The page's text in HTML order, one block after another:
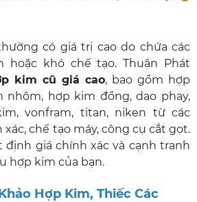
có giá trị cao do chứa các
hoặc khó chế tạo. Thuận Phát
kim cũ giá cao, bao gồm hợp
nhôm, hợp kim đồng, dao phay,
vonfram, titan, niken từ các
chế tạo máy, công cụ cắt gọt.
giá chính xác và cạnh tranh
hợp kim của bạn.
Hợp Kim, Thiếc Các